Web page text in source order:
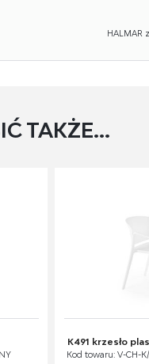
HALMAR
TAKŻE...
K491 krzesło
Kod towaru: V-CH-